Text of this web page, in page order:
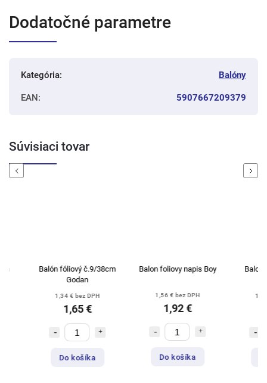
Dodatočné parametre
Kategória: Balóny
EAN: 5907667209379
Súvisiaci tovar
Previous
Balón fóliový č.9/38cm
Godan
1,34 € bez DPH
1,65 €
Do košíka
Balon foliovy napis Boy
1,56 € bez DPH
1,92 €
Do košíka
Balon
1,46 €
Next